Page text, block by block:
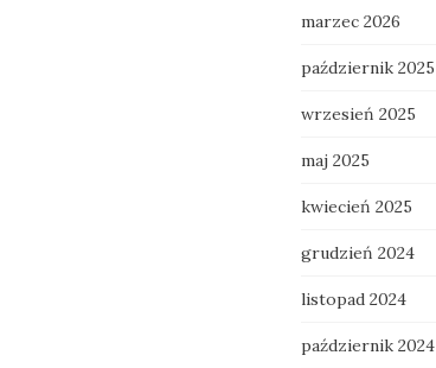
marzec 2026
październik 2025
wrzesień 2025
maj 2025
kwiecień 2025
grudzień 2024
listopad 2024
październik 2024